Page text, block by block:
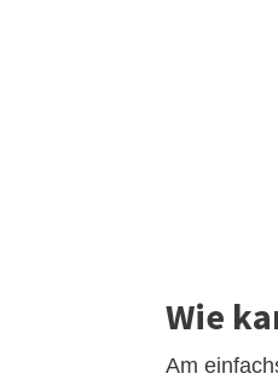
Wie
Am